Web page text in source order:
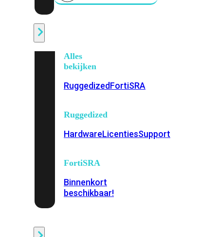
Alles
bekijken
RuggedizedFortiSRA
Ruggedized
HardwareLicentiesSupport
FortiSRA
Binnenkort
beschikbaar!